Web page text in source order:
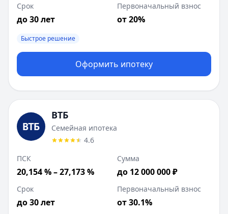
Срок
до 30 лет
Первоначальный взнос
от 20%
Быстрое решение
Оформить ипотеку
ВТБ
Семейная ипотека
4.6
ПСК
20,154 % – 27,173 %
Сумма
до 12 000 000 ₽
Срок
до 30 лет
Первоначальный взнос
от 30.1%